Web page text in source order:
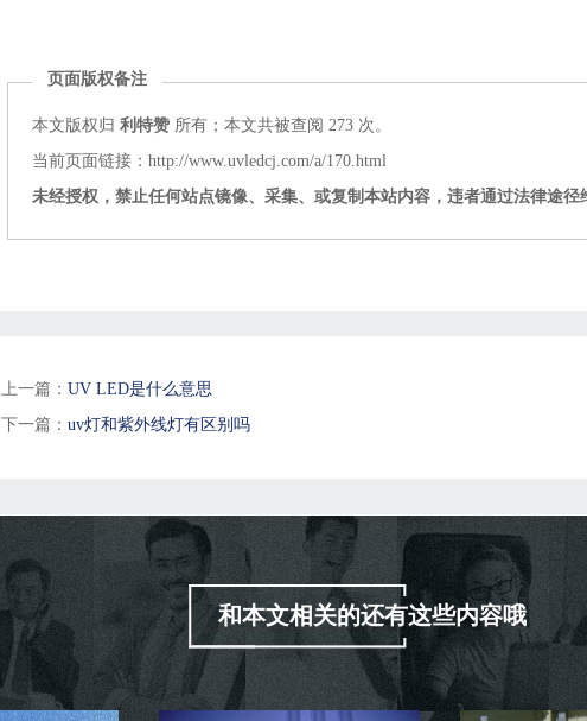
页面版权备注
本文版权归 利特赞 所有；本文共被查阅 273 次。
当前页面链接：http://www.uvledcj.com/a/170.html
未经授权，禁止任何站点镜像、采集、或复制本站内容，违者通过法律途径
上一篇： UV LED是什么意思
下一篇： uv灯和紫外线灯有区别吗
和本文相关的还有这些内容哦